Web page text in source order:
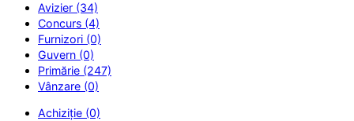
Avizier (34)
Concurs (4)
Furnizori (0)
Guvern (0)
Primărie (247)
Vânzare (0)
Achiziție (0)